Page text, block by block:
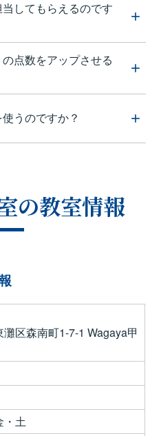
してもらえるのです
点数をアップさせる
うのですか？
の教室情報
区森南町1-7-1 Wagaya甲
・土